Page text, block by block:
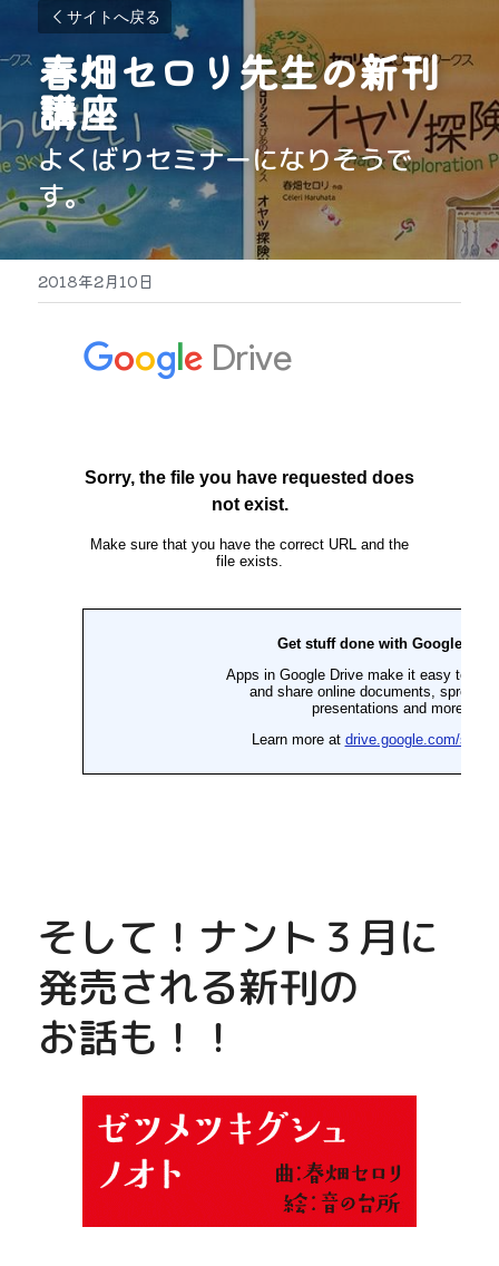
サイトへ戻る
春畑セロリ先生の新刊
講座
よくばりセミナーになりそうで
す。
2018年2月10日
そして！ナント３月に
発売される新刊の
お話も！！